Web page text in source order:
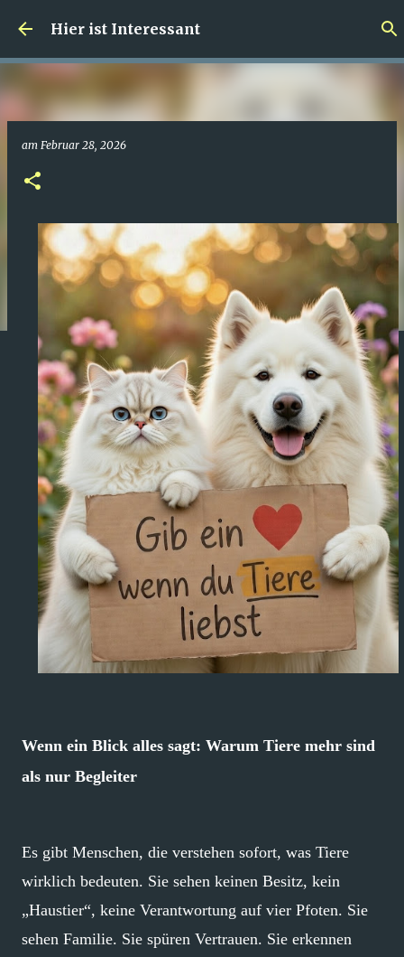
Direkt zum Hauptbereich
Hier ist Interessant
am Februar 28, 2026
Wenn ein Blick alles sagt: Warum Tiere mehr sind
als nur Begleiter
Es gibt Menschen, die verstehen sofort, was Tiere
wirklich bedeuten. Sie sehen keinen Besitz, kein
„Haustier“, keine Verantwortung auf vier Pfoten. Sie
sehen Familie. Sie spüren Vertrauen. Sie erkennen